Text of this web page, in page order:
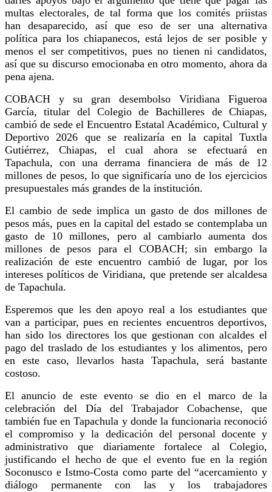
multas electorales, de tal forma que los comités priistas
han desaparecido, así que eso de ser una alternativa
política para los chiapanecos, está lejos de ser posible y
menos el ser competitivos, pues no tienen ni candidatos,
así que su discurso emocionaba en otro momento, ahora da
pena ajena.
COBACH y su gran desembolso Viridiana Figueroa
García, titular del Colegio de Bachilleres de Chiapas,
cambió de sede el Encuentro Estatal Académico, Cultural y
Deportivo 2026 que se realizaría en la capital Tuxtla
Gutiérrez, Chiapas, el cual ahora se efectuará en
Tapachula, con una derrama financiera de más de 12
millones de pesos, lo que significaría uno de los ejercicios
presupuestales más grandes de la institución.
El cambio de sede implica un gasto de dos millones de
pesos más, pues en la capital del estado se contemplaba un
gasto de 10 millones, pero al cambiarlo aumenta dos
millones de pesos para el COBACH; sin embargo la
realización de este encuentro cambió de lugar, por los
intereses políticos de Viridiana, que pretende ser alcaldesa
de Tapachula.
Esperemos que les den apoyo real a los estudiantes que
van a participar, pues en recientes encuentros deportivos,
han sido los directores los que gestionan con alcaldes el
pago del traslado de los estudiantes y los alimentos, pero
en este caso, llevarlos hasta Tapachula, será bastante
costoso.
El anuncio de este evento se dio en el marco de la
celebración del Día del Trabajador Cobachense, que
también fue en Tapachula y donde la funcionaria reconoció
el compromiso y la dedicación del personal docente y
administrativo que diariamente fortalece al Colegio,
justificando el hecho de que el evento fue en la región
Soconusco e Istmo-Costa como parte del “acercamiento y
diálogo permanente con las y los trabajadores